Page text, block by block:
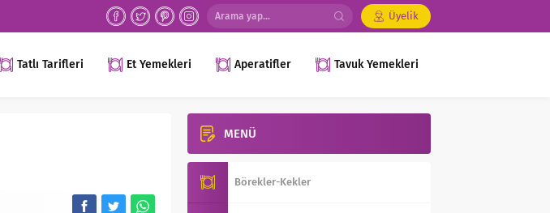
Üyelik
Tatlı Tarifleri Et Yemekleri Aperatifler Tavuk Yemekleri
MENÜ
Börekler-Kekler